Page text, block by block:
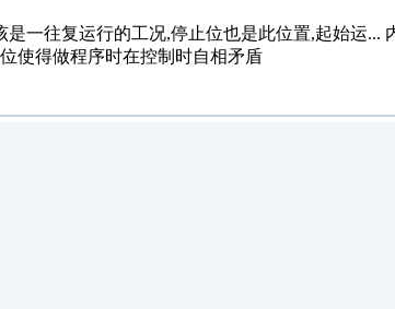
是一往复运行的工况,停止位也是此位置,起始运...
使得做程序时在控制时自相矛盾